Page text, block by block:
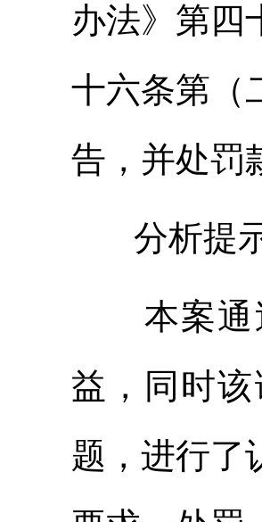
办法》第四
十六条第（
告，并处罚
分析提
本案
益，同时
题，进行了